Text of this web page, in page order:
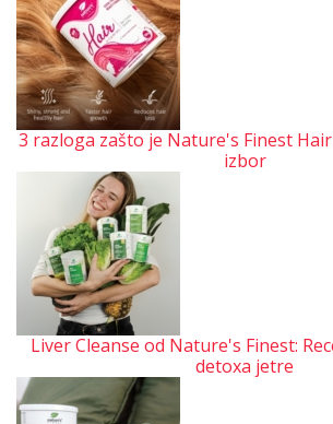
3 razloga zašto je Nature's Finest
izbor
Liver Cleanse od Nature's Finest:
detoxa jetre